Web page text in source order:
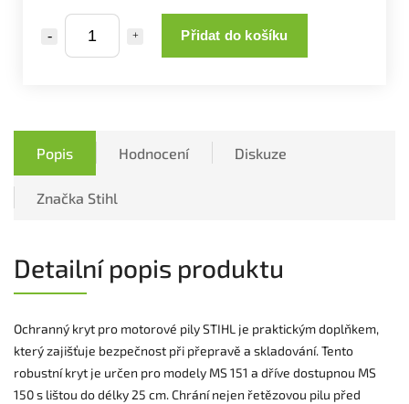
Přidat do košíku
Popis Hodnocení Diskuze
Značka Stihl
Detailní popis produktu
Ochranný kryt pro motorové pily STIHL je praktickým doplňkem,
který zajišťuje bezpečnost při přepravě a skladování. Tento
robustní kryt je určen pro modely MS 151 a dříve dostupnou MS
150 s lištou do délky 25 cm. Chrání nejen řetězovou pilu před